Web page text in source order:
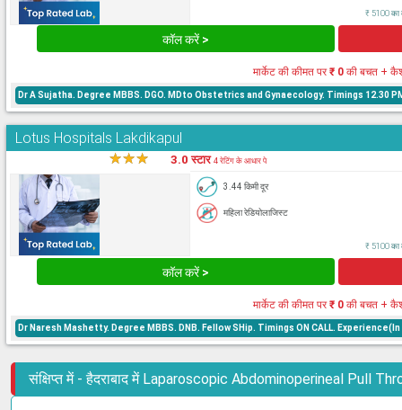
₹ 5100 का
कॉल करें >
मार्केट की कीमत पर₹ 0 की बचत +
Dr A Sujatha. Degree MBBS. DGO. MDto Obstetrics and Gynaecology. Timings 12.30
Lotus Hospitals Lakdikapul
★★★ 3.0 स्टार4 रेटिंग के आधार पे
3.44 किमी दूर
महिला रेडियोलाजिस्ट
₹ 5100 का
कॉल करें >
मार्केट की कीमत पर₹ 0 की बचत +
Dr Naresh Mashetty. Degree MBBS. DNB. Fellow SHip. Timings ON CALL.
संक्षिप्त में - हैदराबाद में Laparoscopic Abdominoperineal Pull